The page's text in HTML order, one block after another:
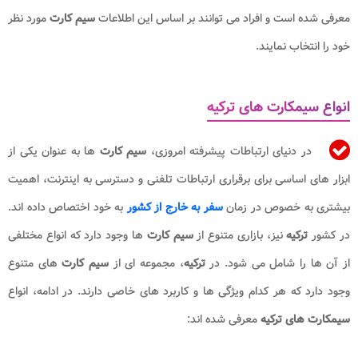
معرفی شده است و افراد می توانند بر اساس این اطلاعاتسیم کارتمورد نظر
خود را انتخاب نمایند.
انواع سیمکارت های ترکیه
در دنیای ارتباطات پیشرفته امروزی، سیم کارت ها به عنوان یکی از
ابزار های اساسی برای برقراری ارتباطات تلفنی و دسترسی به اینترنت، اهمیت
بیشتری به خصوص در زمانسفر به خارج از کشوربه خود اختصاص داده اند.
در کشور ترکیهنیز، بازاری متنوع ازسیم کارت ها وجود دارد که انواع مختلفی
از آن ها را شامل می شود. درترکیه، مجموعه ای از سیم کارتهای متنوع
وجود دارد که هر کدام ویژگی ها و کاربرد های خاصی دارند. در ادامه، انواع
سیمکارت های ترکیهمعرفی شده اند: